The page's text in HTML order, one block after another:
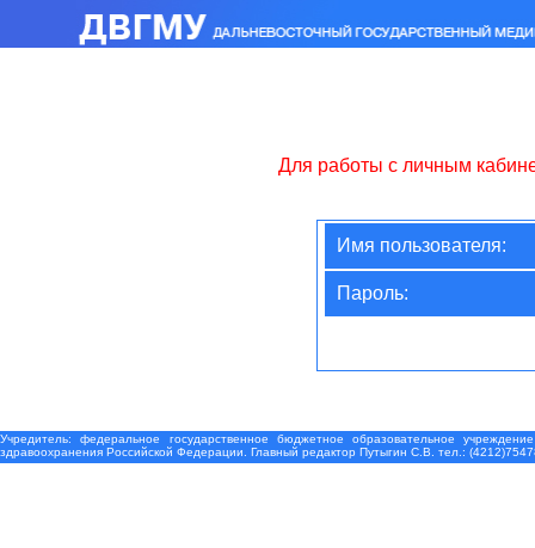
Для работы с личным
Имя пользователя:
Пароль:
Учредитель: федеральное государственное бюджетное образовательное
здравоохранения Российской Федерации. Главный редактор Путыгин С.В. тел.: